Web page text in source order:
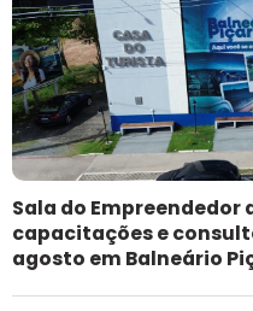
Sala do Empreendedor
capacitações e
agosto em Balneário